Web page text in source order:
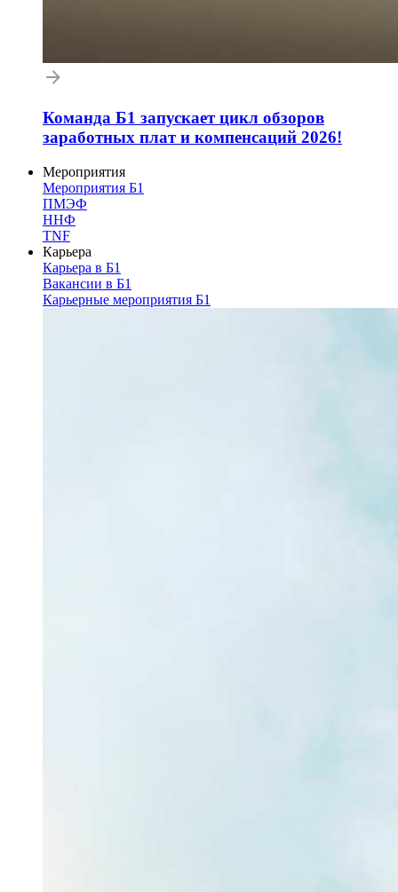
Команда Б1 запускает цикл обзоров
заработных плат и компенсаций 2026!
Мероприятия
Мероприятия Б1
ПМЭФ
ННФ
TNF
Карьера
Карьера в Б1
Вакансии в Б1
Карьерные мероприятия Б1